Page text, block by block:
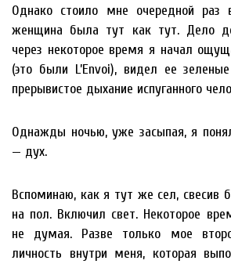
Однако стоило мне очередной раз
женщина была тут как тут. Дело
через некоторое время я начал
(это были L’Envoi), видел ее
прерывистое дыхание испуганного
Однажды ночью, уже засыпая, я
— дух.
Вспоминаю, как я тут же сел, свесив
на пол. Включил свет. Некоторое
не думая. Разве только мое
личность внутри меня, которая